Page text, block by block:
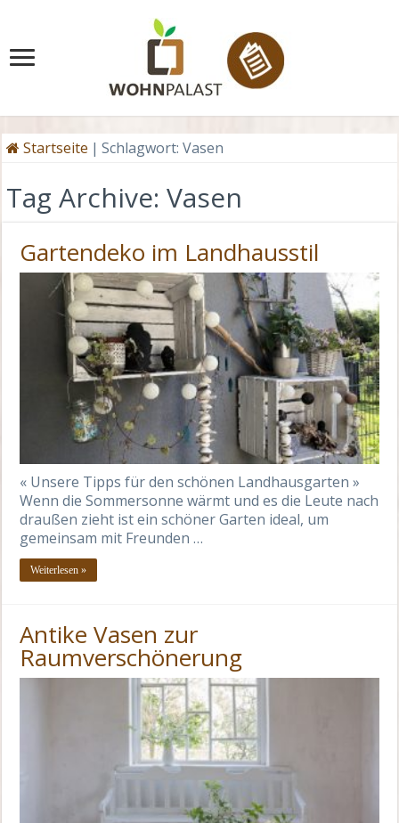
Startseite | Schlagwort:Vasen
Tag Archive:Vasen
Gartendeko im Landhausstil
« Unsere Tipps für den schönen Landhausgarten »
Wenn die Sommersonne wärmt und es die Leute nach
draußen zieht ist ein schöner Garten ideal, um
gemeinsam mit Freunden …
Weiterlesen »
Antike Vasen zur
Raumverschönerung